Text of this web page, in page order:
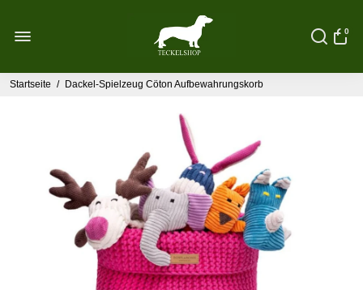
0
Startseite / Dackel-Spielzeug Cöton Aufbewahrungskorb